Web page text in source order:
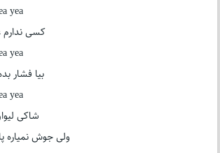
yea
کسی ندارم
yea
بیا فشار
yea
شاکی
ولی جوش نمیاره